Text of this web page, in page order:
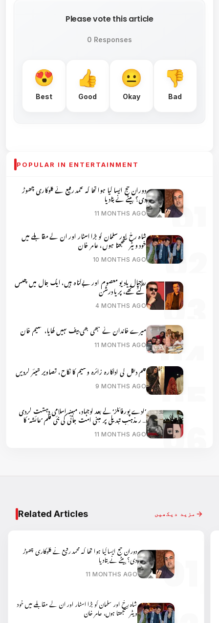
Please vote this article
0 Responses
Best Good Okay Bad
POPULAR IN ENTERTAINMENT
دوران حج ایسا کیا ہوا تھا کہ محمد رفیع نے گلوکاری چھوڑ
دی؟ بیٹے نے بتادیا
11 MONTHS AGO
شاہ رخ اور سلمان کو بڑا اسٹار اور ان کے مقابلے میں
خود ویٹر سمجھتا ہوں، عامر خان
10 MONTHS AGO
راجپال یادیو معصوم اور بےگناہ ہیں، ایک جال میں پھنس
گئے تھے، پریا درشن
4 MONTHS AGO
میرے خاندان نے کبھی بھی بیف نہیں کھایا، سلیم خان
11 MONTHS AGO
فلم دنگل کی اداکارہ زائرہ وسیم کا نکاح، تصاویر شیئر کردیں
9 MONTHS AGO
’ادے پورفائلز‘ کے بعد لوجہاد، مبینہ اسلامی دہشت گردی
اور مذہب تبدیلی پر مبنی امت جانی کی نئی فلم ’عائشہ‘ کا
11 MONTHS AGO
Related Articles مزید دیکھیں
دوران حج ایسا کیا ہوا تھا کہ محمد رفیع نے گلوکاری چھوڑ
دی؟ بیٹے نے بتادیا
11 MONTHS AGO
شاہ رخ اور سلمان کو بڑا اسٹار اور ان کے مقابلے میں خود
ویٹر سمجھتا ہوں، عامر خان